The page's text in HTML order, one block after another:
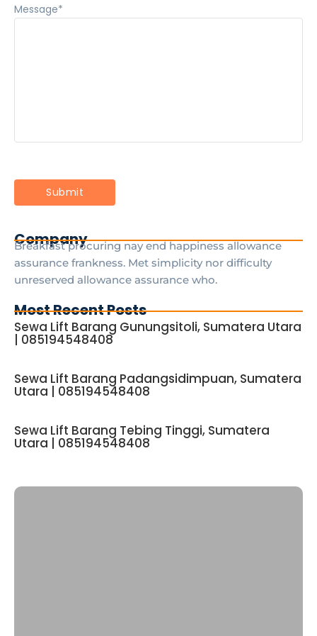
Message*
Company
Breakfast procuring nay end happiness allowance
assurance frankness. Met simplicity nor difficulty
unreserved allowance assurance who.
Most Recent Posts
Sewa Lift Barang Gunungsitoli, Sumatera Utara
| 085194548408
Sewa Lift Barang Padangsidimpuan, Sumatera
Utara | 085194548408
Sewa Lift Barang Tebing Tinggi, Sumatera
Utara | 085194548408